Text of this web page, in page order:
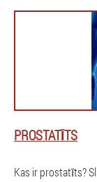
PROSTATĪTS
Kas ir prostatīts?